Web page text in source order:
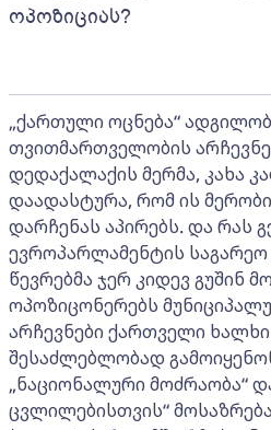
ოპოზიციას?
„ქართული ოცნება“
თვითმართველობის
დედაქალაქის მერმა, კახა
დაადასტურა, რომ ის
დარჩენას აპირებს. და რას
ევროპარლამენტის საგარეო
წევრებმა ჯერ კიდევ გუშინ
ოპოზიცონერებს
არჩევნები ქართველი
შესაძლებლობად
„ნაციონალური მოძრაობა“
ცვლილებისთვის“